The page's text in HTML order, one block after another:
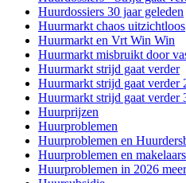
Huurdossiers 30 jaar geleden
Huurmarkt chaos uitzichtloos
Huurmarkt en Vrt Win Win
Huurmarkt misbruikt door
Huurmarkt strijd gaat verder
Huurmarkt strijd gaat verder
Huurmarkt strijd gaat verder
Huurprijzen
Huurproblemen
Huurproblemen en
Huurproblemen en makelaars
Huurproblemen in 2026